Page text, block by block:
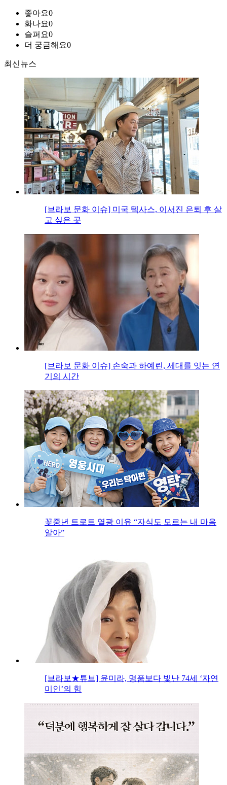
좋아요0
화나요0
슬퍼요0
더 궁금해요0
최신뉴스
[브라보 문화 이슈] 미국 텍사스, 이서진 은퇴 후 살
고 싶은 곳
[브라보 문화 이슈] 손숙과 하예린, 세대를 잇는 연
기의 시간
꽃중년 트로트 열광 이유 “자식도 모르는 내 마음
알아”
[브라보★튜브] 윤미라, 명품보다 빛난 74세 ‘자연
미인’의 힘